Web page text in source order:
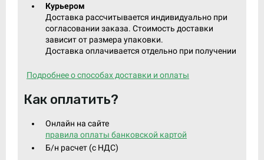
Курьером
Доставка рассчитывается индивидуально при
согласовании заказа. Стоимость доставки
зависит от размера упаковки.
Доставка оплачивается отдельно при получении
Подробнее о способах доставки и оплаты
Как оплатить?
Онлайн на сайте
правила оплаты банковской картой
Б/н расчет (c НДС)